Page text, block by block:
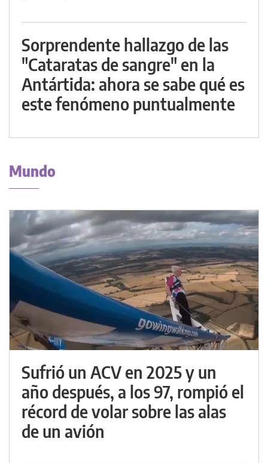
Sorprendente hallazgo de las
"Cataratas de sangre" en la
Antártida: ahora se sabe qué es
este fenómeno puntualmente
Mundo
Sufrió un ACV en 2025 y un
año después, a los 97, rompió el
récord de volar sobre las alas
de un avión